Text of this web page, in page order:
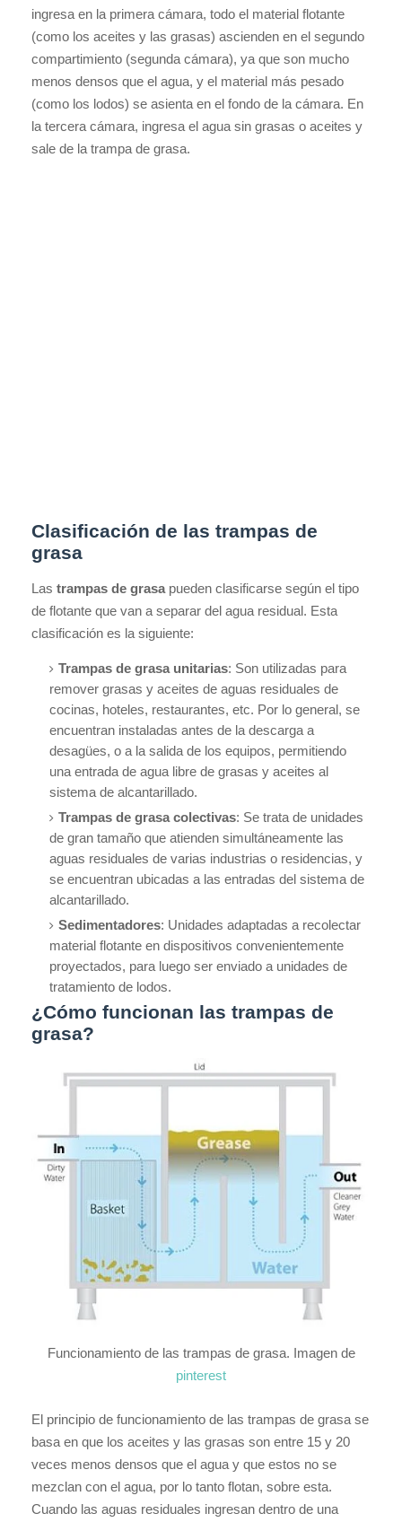
ingresa en la primera cámara, todo el material flotante
(como los aceites y las grasas) ascienden en el segundo
compartimiento (segunda cámara), ya que son mucho
menos densos que el agua, y el material más pesado
(como los lodos) se asienta en el fondo de la cámara. En
la tercera cámara, ingresa el agua sin grasas o aceites y
sale de la trampa de grasa.
Clasificación de las trampas de
grasa
Las trampas de grasa pueden clasificarse según el tipo
de flotante que van a separar del agua residual. Esta
clasificación es la siguiente:
Trampas de grasa unitarias: Son utilizadas para
remover grasas y aceites de aguas residuales de
cocinas, hoteles, restaurantes, etc. Por lo general, se
encuentran instaladas antes de la descarga a
desagües, o a la salida de los equipos, permitiendo
una entrada de agua libre de grasas y aceites al
sistema de alcantarillado.
Trampas de grasa colectivas: Se trata de unidades
de gran tamaño que atienden simultáneamente las
aguas residuales de varias industrias o residencias, y
se encuentran ubicadas a las entradas del sistema de
alcantarillado.
Sedimentadores: Unidades adaptadas a recolectar
material flotante en dispositivos convenientemente
proyectados, para luego ser enviado a unidades de
tratamiento de lodos.
¿Cómo funcionan las trampas de
grasa?
Funcionamiento de las trampas de grasa. Imagen de
pinterest
El principio de funcionamiento de las trampas de grasa se
basa en que los aceites y las grasas son entre 15 y 20
veces menos densos que el agua y que estos no se
mezclan con el agua, por lo tanto flotan, sobre esta.
Cuando las aguas residuales ingresan dentro de una